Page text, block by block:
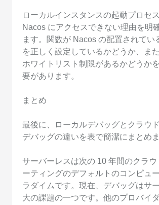
ローカルインスタンスの起動プロセ
Nacos にアクセスできない理由を明
ます。関数が Nacos の配置されてい
を正しく設定しているかどうか、ま
ホワイトリスト制限があるかどうか
要があります。
まとめ
最後に、ローカルデバッグとクラウ
デバッグの違いを表で簡潔にまとめま
サーバーレスは次の 10 年間のクラウ
ーティングのデフォルトのコンピュ
ラダイムです。現在、デバッグはサ
大の課題の一つです。他のプロバイ